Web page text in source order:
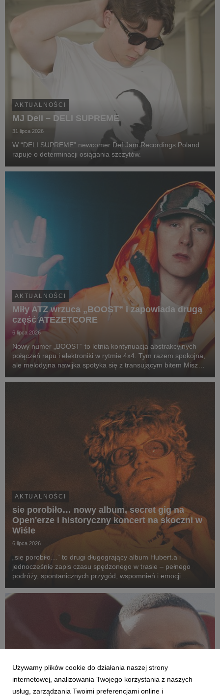
AKTUALNOŚCI
MJ Deli – DELI SUPREME
31 lipca 2026
W “DELI SUPREME” newcomer Def Jam Recordings Poland
rapuje o determinacji osiągania szczytów.
AKTUALNOŚCI
Miły ATZ wrzuca „BOOST” i zapowiada drugą
część ATEZETCORE
6 lipca 2026
Nowy numer „BOOST” to letnia kontynuacja abstrakcyjnych
połączeń rapu i elektroniki w rytmie 4x4. Tym razem spokojna,
ale melodyjna nawijka spotyka się z transującym bitem Miszy
wyraźnego dropu, prowadzi nas w progre...
AKTUALNOŚCI
sie porobiło… nowy album, secret gig na
Open'erze i historyczny koncert na skoczni w
Wiśle
6 lipca 2026
„sie porobiło…” to drugi długogrający album Hubert.a i
jednocześnie zapis czasu spędzonego w trasie – pełnego
podróży, spontanicznych przygód, wspomnień i emocji
z kolorowych bloków na największe festiwale w kra...
Używamy plików cookie do działania naszej strony
internetowej, analizowania Twojego korzystania z naszych
usług, zarządzania Twoimi preferencjami online i